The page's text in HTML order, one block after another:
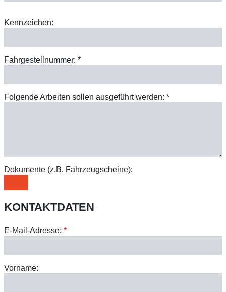
Kennzeichen:
Fahrgestellnummer: *
Folgende Arbeiten sollen ausgeführt werden: *
Dokumente (z.B. Fahrzeugscheine):
KONTAKTDATEN
E-Mail-Adresse: *
Vorname: